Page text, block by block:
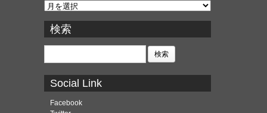
ア
カ
イ
ブ
検索
検
Social Link
Facebook